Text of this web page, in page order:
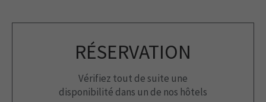
RÉSERVATION
Vérifiez tout de suite une
disponibilité dans un de nos hôtels